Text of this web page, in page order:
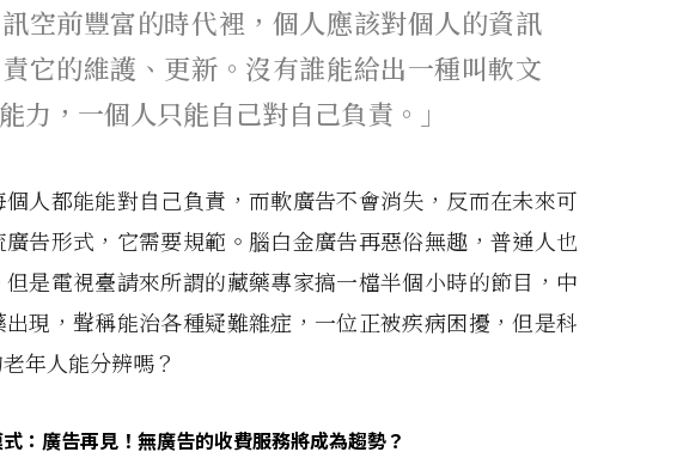
訊空前豐富的時代裡，個人應該對個人的資訊
它的維護、更新。沒有誰能給出一種叫軟文
力，一個人只能自己對自己負責。」
人都能能對自己負責，而軟廣告不會消失，反而在未來可
告形式，它需要規範。腦白金廣告再惡俗無趣，普通人也
是電視臺請來所謂的藏藥專家搞一檔半個小時的節目，中
現，聲稱能治各種疑難雜症，一位正被疾病困擾，但是科
年人能分辨嗎？
：廣告再見！無廣告的收費服務將成為趨勢？